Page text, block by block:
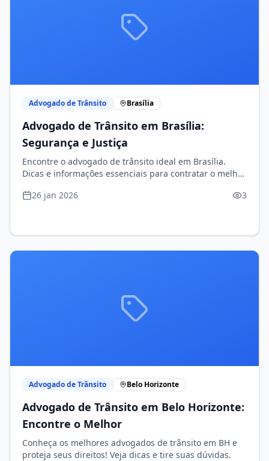
Advogado de Trânsito Brasília
Advogado de Trânsito em Brasília:
Segurança e Justiça
Encontre o advogado de trânsito ideal em Brasília.
Dicas e informações essenciais para contratar o melhor
26 jan 2026
3
Advogado de Trânsito Belo Horizonte
Advogado de Trânsito em Belo Horizonte:
Encontre o Melhor
Conheça os melhores advogados de trânsito em BH e
proteja seus direitos! Veja dicas e tire suas dúvidas.